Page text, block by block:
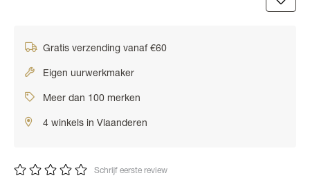
Gratis verzending vanaf €60
Eigen uurwerkmaker
Meer dan 100 merken
4 winkels in Vlaanderen
Schrijf eerste review